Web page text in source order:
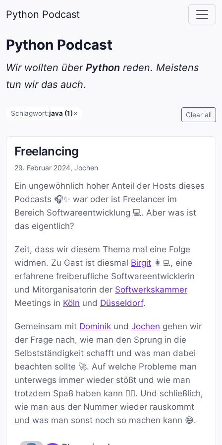
Python Podcast
Python Podcast
Wir wollten über Python reden. Meistens
tun wir das auch.
Schlagwort:java (1)✕ Clear all
Freelancing
29. Februar 2024, Jochen
Ein ungewöhnlich hoher Anteil der Hosts dieses
Podcasts 🎧✨ war oder ist Freelancer im
Bereich Softwareentwicklung 💻. Aber was ist
das eigentlich?
Zeit, dass wir diesem Thema mal eine Folge
widmen. Zu Gast ist diesmal Birgit 👩‍💻, eine
erfahrene freiberufliche Softwareentwicklerin
und Mitorganisatorin der Softwerkskammer
Meetings in Köln und Düsseldorf.
Gemeinsam mit Dominik und Jochen gehen wir
der Frage nach, wie man den Sprung in die
Selbstständigkeit schafft und was man dabei
beachten sollte 🚀. Auf welche Probleme man
unterwegs immer wieder stößt und wie man
trotzdem Spaß haben kann 🤹‍♂️. Und schließlich,
wie man aus der Nummer wieder rauskommt
und was man sonst noch so machen kann 😅.